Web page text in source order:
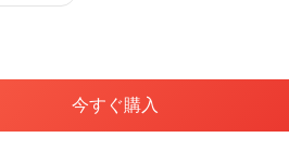
今すぐ購入